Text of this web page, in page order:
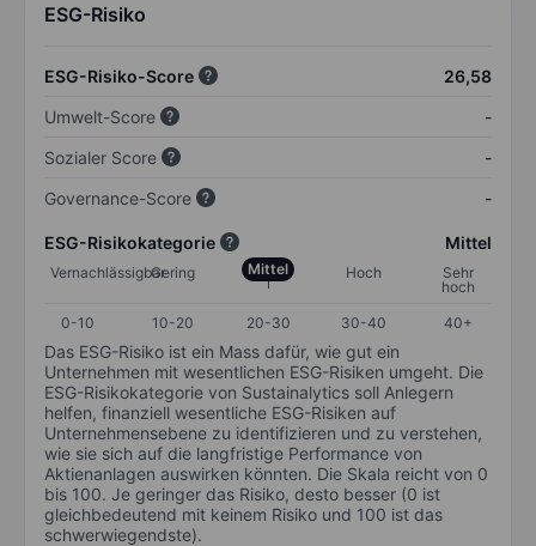
ESG-Risiko
ESG-Risiko-Score
26,58
Umwelt-Score
-
Sozialer Score
-
Governance-Score
-
ESG-Risikokategorie Mittel
VernachlässigbarGering Mittel Hoch
Sehr
hoch
0-10
10-20 20-30 30-40 40+
Das ESG-Risiko ist ein Mass dafür, wie gut ein
Unternehmen mit wesentlichen ESG-Risiken umgeht. Die
ESG-Risikokategorie von Sustainalytics soll Anlegern
helfen, finanziell wesentliche ESG-Risiken auf
Unternehmensebene zu identifizieren und zu verstehen,
wie sie sich auf die langfristige Performance von
Aktienanlagen auswirken könnten. Die Skala reicht von 0
bis 100. Je geringer das Risiko, desto besser (0 ist
gleichbedeutend mit keinem Risiko und 100 ist das
schwerwiegendste).